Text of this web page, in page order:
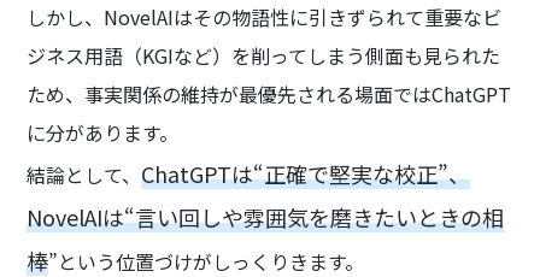
しかし、NovelAIはその物語性に引きずられて重要なビ
ジネス用語（KGIなど）を削ってしまう側面も見られた
ため、事実関係の維持が最優先される場面ではChatGPT
に分があります。
結論として、ChatGPTは“正確で堅実な校正”、
NovelAIは“言い回しや雰囲気を磨きたいときの相
棒”という位置づけがしっくりきます。